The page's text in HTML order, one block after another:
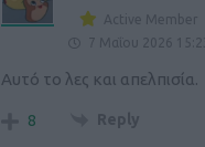
Active Member
7 Μαΐου 2026 15:23
Αυτό το λες και απελπισία.
8 Reply